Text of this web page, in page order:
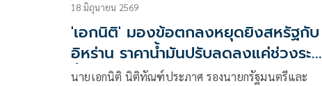
18 มิถุนายน 2569
'เอกนิติ' มองข้อตกลงหยุดยิงสหรัฐกับ
อิหร่าน ราคาน้ำมันปรับลดลงแค่ช่วงระยะ
สั้น
นายเอกนิติ นิติทัณฑ์ประภาศ รองนายกรัฐมนตรีและ